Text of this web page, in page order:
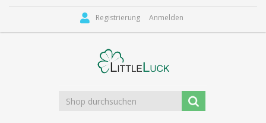
Registrierung Anmelden